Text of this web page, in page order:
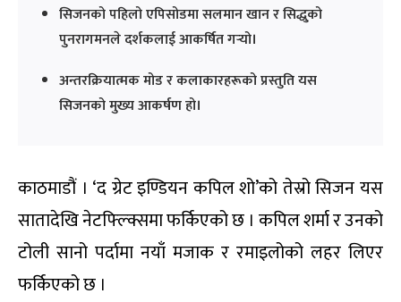
सिजनको पहिलो एपिसोडमा सलमान खान र सिद्धुको
पुनरागमनले दर्शकलाई आकर्षित गर्‍यो।
अन्तरक्रियात्मक मोड र कलाकारहरूको प्रस्तुति यस
सिजनको मुख्य आकर्षण हो।
काठमाडौं । ‘द ग्रेट इण्डियन कपिल शो’को तेस्रो सिजन यस
सातादेखि नेटफ्ल्क्सिमा फर्किएको छ । कपिल शर्मा र उनको
टोली सानो पर्दामा नयाँ मजाक र रमाइलोको लहर लिएर
फर्किएको छ ।